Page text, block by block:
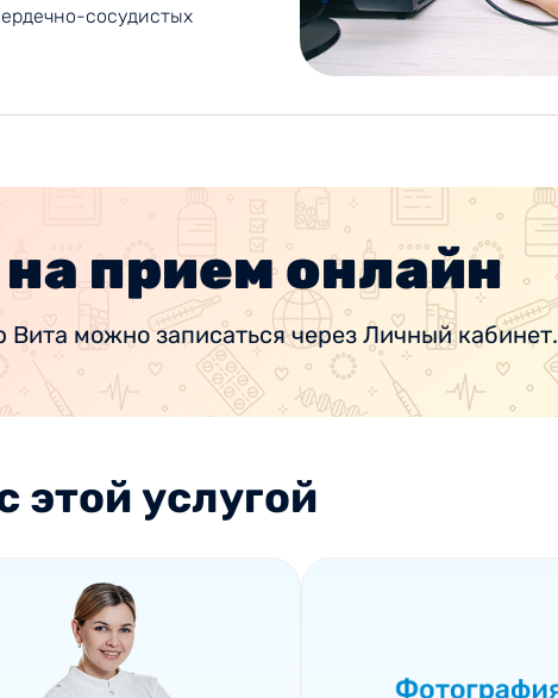
сосудистых
прием онлайн
можно записаться через Личный кабинет.
этой услугой